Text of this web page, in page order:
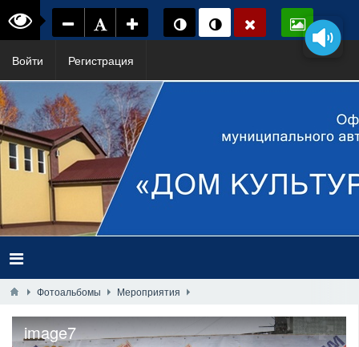
Войти Регистрация
Фотоальбомы Мероприятия
image7